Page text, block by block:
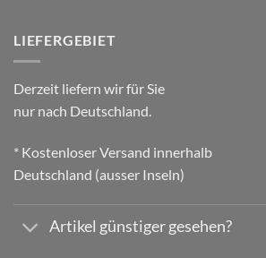
LIEFERGEBIET
Derzeit liefern wir für Sie
nur nach Deutschland.
* Kostenloser Versand innerhalb
Deutschland (ausser Inseln)
Artikel günstiger gesehen?